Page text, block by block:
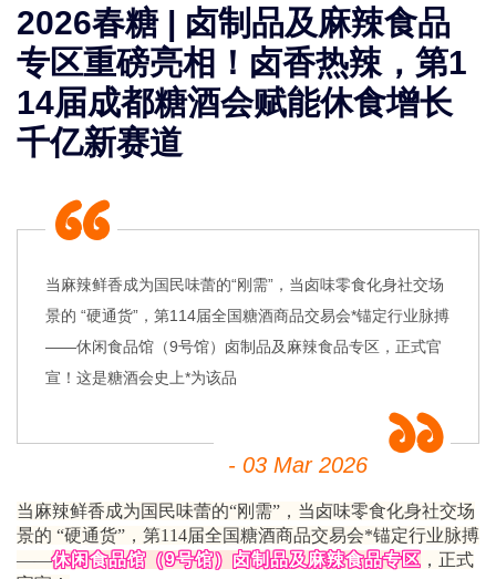
2026春糖 | 卤制品及麻辣食品
专区重磅亮相！卤香热辣，第1
14届成都糖酒会赋能休食增长
千亿新赛道
当麻辣鲜香成为国民味蕾的“刚需”，当卤味零食化身社交场
景的 “硬通货”，第114届全国糖酒商品交易会*锚定行业脉搏
——休闲食品馆（9号馆）卤制品及麻辣食品专区，正式官
宣！这是糖酒会史上*为该品
- 03 Mar 2026
当麻辣鲜香成为国民味蕾的“刚需”，当卤味零食化身社交场
景的 “硬通货”，第114届全国糖酒商品交易会*锚定行业脉搏
——休闲食品馆（9号馆）卤制品及麻辣食品专区 ，正式